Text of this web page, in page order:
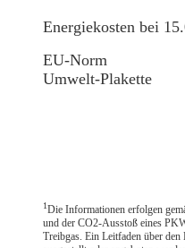
Energiekosten bei
EU-Norm
Umwelt-Plakette
1Die Informationen erfolgen
und der CO2-Ausstoß eines
Treibgas. Ein Leitfaden über